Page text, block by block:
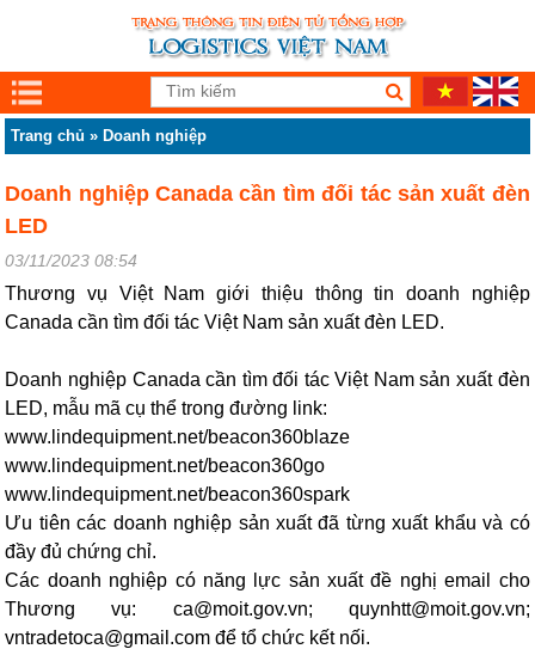
Trang chủ » Doanh nghiệp
Doanh nghiệp Canada cần tìm đối tác sản xuất đèn
LED
03/11/2023 08:54
Thương vụ Việt Nam giới thiệu thông tin doanh nghiệp
Canada cần tìm đối tác Việt Nam sản xuất đèn LED.
Doanh nghiệp Canada cần tìm đối tác Việt Nam sản xuất đèn
LED, mẫu mã cụ thể trong đường link:
www.lindequipment.net/beacon360blaze
www.lindequipment.net/beacon360go
www.lindequipment.net/beacon360spark
Ưu tiên các doanh nghiệp sản xuất đã từng xuất khẩu và có
đầy đủ chứng chỉ.
Các doanh nghiệp có năng lực sản xuất đề nghị email cho
Thương vụ: ca@moit.gov.vn; quynhtt@moit.gov.vn;
vntradetoca@gmail.com để tổ chức kết nối.